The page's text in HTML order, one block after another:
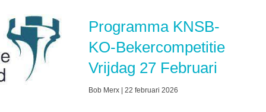
Programma KNSB-
KO-Bekercompetitie
Vrijdag 27 Februari
Bob Merx 22 februari 2026